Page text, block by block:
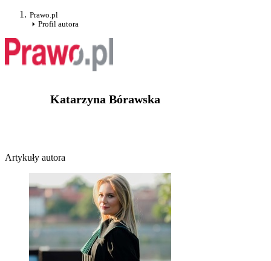
Prawo.pl
Profil autora
Katarzyna Bórawska
Artykuły autora